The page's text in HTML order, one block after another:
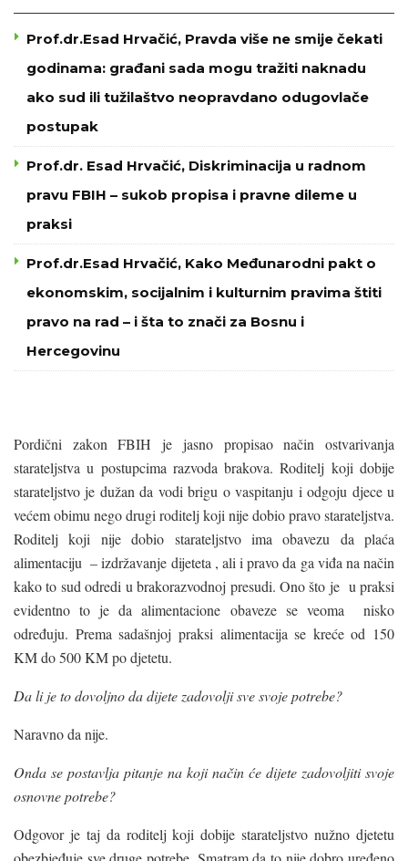
Prof.dr.Esad Hrvačić, Pravda više ne smije čekati
godinama: građani sada mogu tražiti naknadu
ako sud ili tužilaštvo neopravdano odugovlače
postupak
Prof.dr. Esad Hrvačić, Diskriminacija u radnom
pravu FBIH – sukob propisa i pravne dileme u
praksi
Prof.dr.Esad Hrvačić, Kako Međunarodni pakt o
ekonomskim, socijalnim i kulturnim pravima štiti
pravo na rad – i šta to znači za Bosnu i
Hercegovinu
Pordični zakon FBIH je jasno propisao način ostvarivanja
starateljstva u postupcima razvoda brakova. Roditelj koji dobije
starateljstvo je dužan da vodi brigu o vaspitanju i odgoju djece u
većem obimu nego drugi roditelj koji nije dobio pravo starateljstva.
Roditelj koji nije dobio starateljstvo ima obavezu da plaća
alimentaciju – izdržavanje dijeteta , ali i pravo da ga viđa na način
kako to sud odredi u brakorazvodnoj presudi. Ono što je u praksi
evidentno to je da alimentacione obaveze se veoma nisko
određuju. Prema sadašnjoj praksi alimentacija se kreće od 150
KM do 500 KM po djetetu.
Da li je to dovoljno da dijete zadovolji sve svoje potrebe?
Naravno da nije.
Onda se postavlja pitanje na koji način će dijete zadovoljiti svoje
osnovne potrebe?
Odgovor je taj da roditelj koji dobije starateljstvo nužno djetetu